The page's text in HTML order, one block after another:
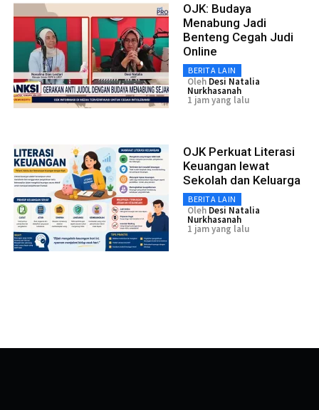
OJK: Budaya
Menabung Jadi
Benteng Cegah Judi
Online
BERITA LAIN
Oleh Desi Natalia
Nurkhasanah
1 jam yang lalu
OJK Perkuat Literasi
Keuangan lewat
Sekolah dan Keluarga
BERITA LAIN
Oleh Desi Natalia
Nurkhasanah
1 jam yang lalu